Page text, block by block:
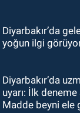
Diyarbakır’da
yoğun ilgi
Diyarbakır’da
uyarı: İlk
Madde beyni ele